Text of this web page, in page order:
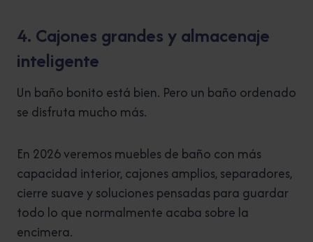
4. Cajones grandes y almacenaje
inteligente
Un baño bonito está bien. Pero un baño ordenado
se disfruta mucho más.
En 2026 veremos muebles de baño con más
capacidad interior, cajones amplios, separadores,
cierre suave y soluciones pensadas para guardar
todo lo que normalmente acaba sobre la
encimera.